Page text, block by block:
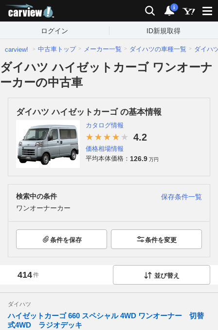
検索 通知
i
ログイン ID新規取得
carview! 中古車トップ メーカー一覧 ダイハツの車種一覧 ダイハ
ダイハツ ハイゼットカーゴ ワンオーナ
ーカーの中古車
ダイハツ ハイゼットカーゴ の基本情報
カタログ情報
4.2
価格相場情報
平均本体価格： 126.9 万円
検索中の条件
保存条件一覧
ワンオーナーカー
条件を保存 条件を変更
414件 並び替え
ダイハツ
ハイゼットカーゴ 660 スペシャル 4WD ワンオーナー 切替
式4WD ラジオデッキ